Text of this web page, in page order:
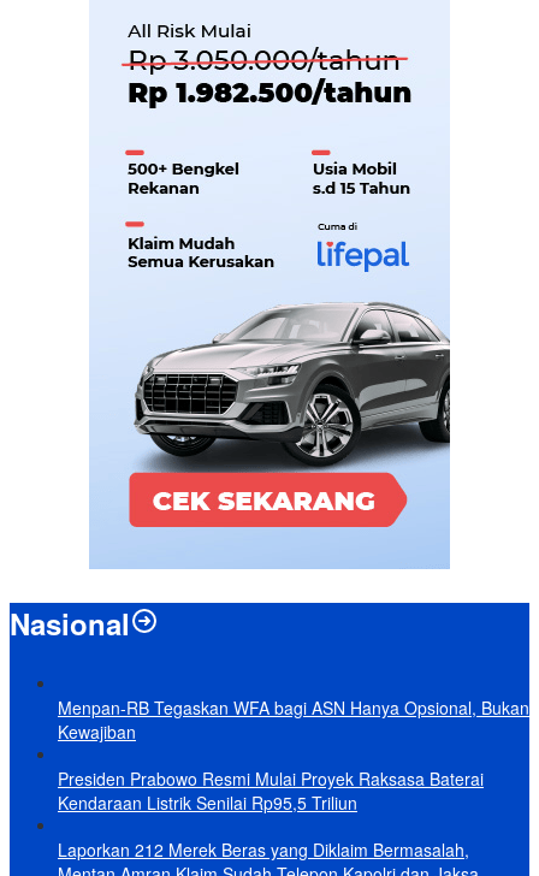
Nasional
Menpan-RB Tegaskan WFA bagi ASN Hanya Opsional, Bukan
Kewajiban
Presiden Prabowo Resmi Mulai Proyek Raksasa Baterai
Kendaraan Listrik Senilai Rp95,5 Triliun
Laporkan 212 Merek Beras yang Diklaim Bermasalah,